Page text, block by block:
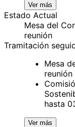
Ver más
Estado Actual
Mesa del
reunión
Tramitación
Mesa
hasta
Ver más